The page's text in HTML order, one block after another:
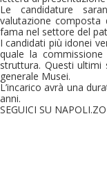
Le candidature
valutazione
fama nel settore del
I candidati più idonei
quale la
struttura. Questi
generale Musei.
L’incarico avrà una
anni.
SEGUICI SU